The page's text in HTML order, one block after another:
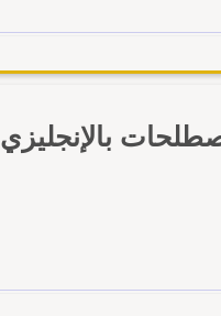
بالإنجليزي